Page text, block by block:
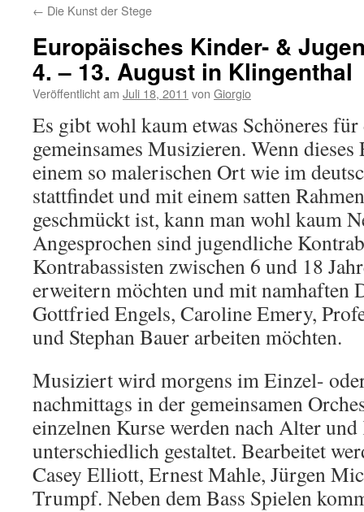
← Die Kunst der Stege
Europäisches Kinder- &
4. – 13. August in Klingenthal
Veröffentlicht am Juli 18, 2011 von Giorgio
Es gibt wohl kaum etwas Schöneres
gemeinsames Musizieren. Wenn
einem so malerischen Ort wie im
stattfindet und mit einem satten
geschmückt ist, kann man wohl kaum
Angesprochen sind jugendliche
Kontrabassisten zwischen 6 und 18
erweitern möchten und mit namhaften
Gottfried Engels, Caroline Emery,
und Stephan Bauer arbeiten möchten.
Musiziert wird morgens im Einzel-
nachmittags in der gemeinsamen
einzelnen Kurse werden nach Alter und
unterschiedlich gestaltet. Bearbeitet
Casey Elliott, Ernest Mahle, Jürgen
Trumpf. Neben dem Bass Spielen